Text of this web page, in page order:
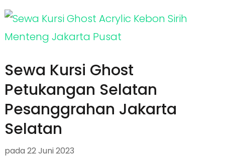
Sewa Kursi Ghost
Petukangan Selatan
Pesanggrahan Jakarta
Selatan
pada 22 Juni 2023